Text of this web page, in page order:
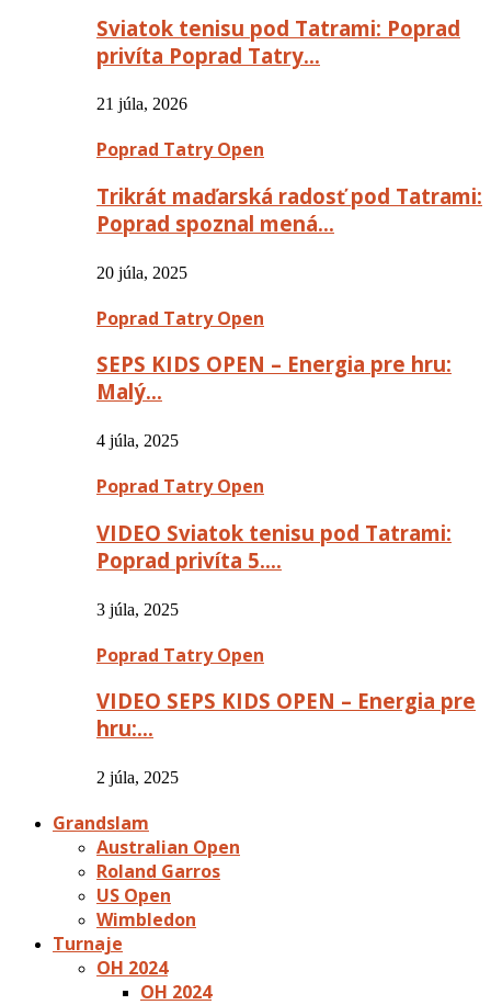
Sviatok tenisu pod Tatrami: Poprad
privíta Poprad Tatry…
21 júla, 2026
Poprad Tatry Open
Trikrát maďarská radosť pod Tatrami:
Poprad spoznal mená…
20 júla, 2025
Poprad Tatry Open
SEPS KIDS OPEN – Energia pre hru:
Malý…
4 júla, 2025
Poprad Tatry Open
VIDEO Sviatok tenisu pod Tatrami:
Poprad privíta 5….
3 júla, 2025
Poprad Tatry Open
VIDEO SEPS KIDS OPEN – Energia pre
hru:…
2 júla, 2025
Grandslam
Australian Open
Roland Garros
US Open
Wimbledon
Turnaje
OH 2024
OH 2024